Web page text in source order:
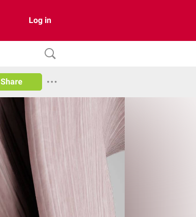
Log in
Share